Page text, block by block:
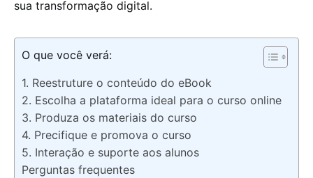
sua transformação digital.
O que você verá:
1. Reestruture o conteúdo do eBook
2. Escolha a plataforma ideal para o curso online
3. Produza os materiais do curso
4. Precifique e promova o curso
5. Interação e suporte aos alunos
Perguntas frequentes